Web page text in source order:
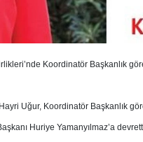
Koordinatör Başkanlık
Uğur, Koordinatör Başkanlık
Huriye Yamanyılmaz’a